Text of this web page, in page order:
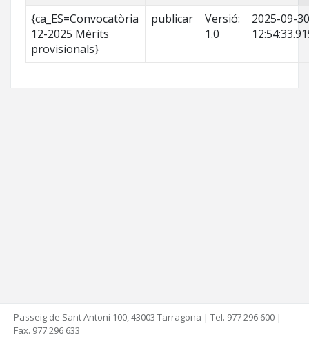
{ca_ES=Convocatòria
12-2025 Mèrits
provisionals}
publicar
Versió:
1.0
2025-09-30
Passeig de Sant Antoni 100, 43003 Tarragona | Tel. 977 296 600 |
Fax. 977 296 633